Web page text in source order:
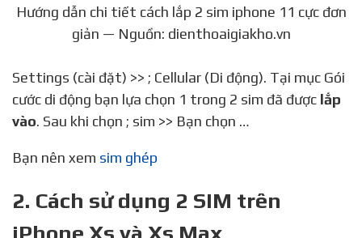
Hướng dẫn chi tiết cách lắp 2 sim iphone 11 cực đơn
giản — Nguồn: dienthoaigiakho.vn
Settings (cài đặt) >> ; Cellular (Di động). Tại mục Gói
cước di động bạn lựa chọn 1 trong 2 sim đã được lắp
vào. Sau khi chọn ; sim >> Bạn chọn …
Bạn nên xem sim ghép
2. Cách sử dụng 2 SIM trên
iPhone Xs và Xs Max